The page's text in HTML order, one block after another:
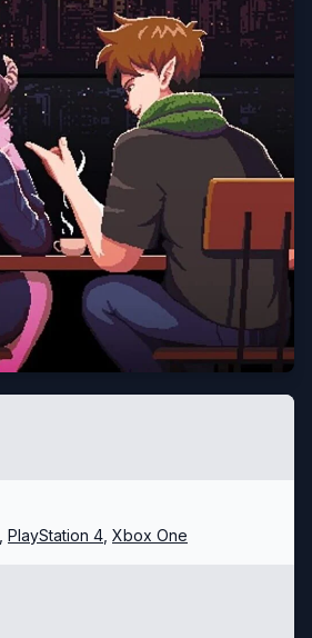
PlayStation 4 Xbox One